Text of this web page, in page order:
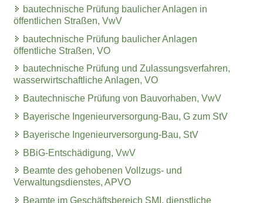
bautechnische Prüfung baulicher Anlagen in
öffentlichen Straßen, VwV
bautechnische Prüfung baulicher Anlagen
öffentliche Straßen, VO
bautechnische Prüfung und Zulassungsverfahren,
wasserwirtschaftliche Anlagen, VO
Bautechnische Prüfung von Bauvorhaben, VwV
Bayerische Ingenieurversorgung-Bau, G zum StV
Bayerische Ingenieurversorgung-Bau, StV
BBiG-Entschädigung, VwV
Beamte des gehobenen Vollzugs- und
Verwaltungsdienstes, APVO
Beamte im Geschäftsbereich SMI, dienstliche